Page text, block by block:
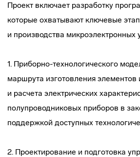
Проект включает разработку
которые охватывают ключевые
и производства микроэлектронных
1. Приборно-технологического
маршрута изготовления элементов
и расчета электрических
полупроводниковых приборов в
поддержкой доступных
2. Проектирование и подготовка